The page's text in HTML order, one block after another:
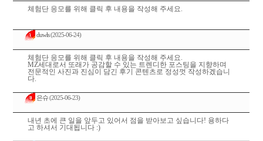
체험단 응모를 위해 클릭 후 내용을 작성해 주세요.
duwls(2025-06-24)
체험단 응모를 위해 클릭 후 내용을 작성해 주세요.
MZ세대로서 또래가 공감할 수 있는 트렌디한 포스팅을 지향하며
전문적인 사진과 진심이 담긴 후기 콘텐츠로 정성껏 작성하겠습니
다.
은슈(2025-06-23)
내년 초에 큰 일을 앞두고 있어서 점을 받아보고 싶습니다! 용하다
고 하셔서 기대됩니다 :)